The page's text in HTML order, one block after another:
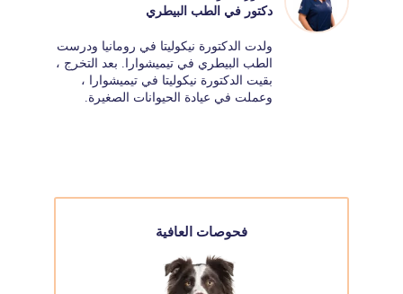
دكتور في الطب البيطري
ولدت الدكتورة نيكوليتا في رومانيا ودرست
الطب البيطري في تيميشوارا. بعد التخرج ،
بقيت الدكتورة نيكوليتا في تيميشوارا ،
وعملت في عيادة الحيوانات الصغيرة.
فحوصات العافية